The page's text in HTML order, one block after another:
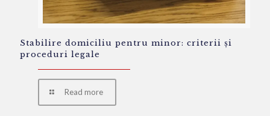
Stabilire domiciliu pentru minor: criterii și
proceduri legale
Read more